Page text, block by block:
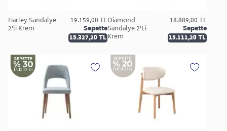
Harley Sandalye
2'li Krem
19.159,00 TL
Sepette
15.327,20 TL
Diamond
Sandalye 2'Li
Krem
18.889,00 TL
Sepette
15.111,20 TL